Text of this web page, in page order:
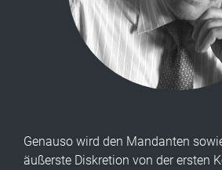
Genauso wird den Mandanten
äußerste Diskretion von der ersten